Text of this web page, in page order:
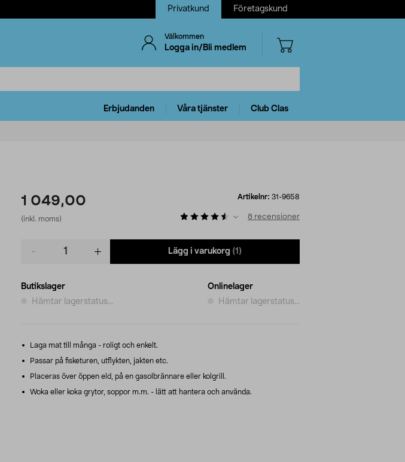
Privatkund Företagskund
Välkommen
Logga in/Bli medlem
Erbjudanden Våra tjänster Club Clas
1 049,00
(inkl. moms)
Artikelnr: 31-9658
8 recensioner
Lägg i varukorg (1)
Butikslager
Hämtar lagerstatus...
Onlinelager
Hämtar lagerstatus...
Laga mat till många - roligt och enkelt.
Passar på fisketuren, utflykten, jakten etc.
Placeras över öppen eld, på en gasolbrännare eller kolgrill.
Woka eller koka grytor, soppor m.m. - lätt att hantera och använda.